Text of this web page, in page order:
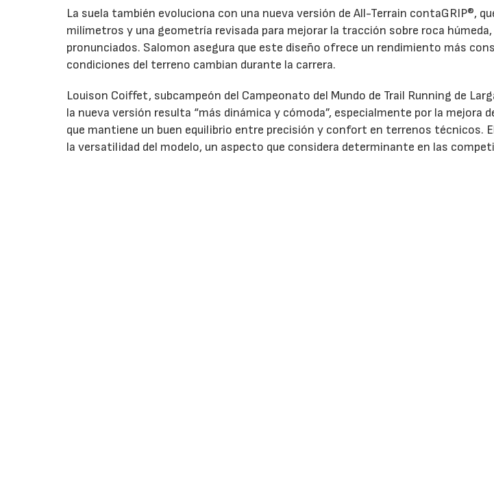
La suela también evoluciona con una nueva versión de All-Terrain contaGRIP®,
milímetros y una geometría revisada para mejorar la tracción sobre roca
pronunciados. Salomon asegura que este diseño ofrece un rendimiento más
condiciones del terreno cambian durante la carrera.
Louison Coiffet, subcampeón del Campeonato del Mundo de Trail Running de
la nueva versión resulta “más dinámica y cómoda”, especialmente por la mejora
que mantiene un buen equilibrio entre precisión y confort en terrenos técnicos.
la versatilidad del modelo, un aspecto que considera determinante en las